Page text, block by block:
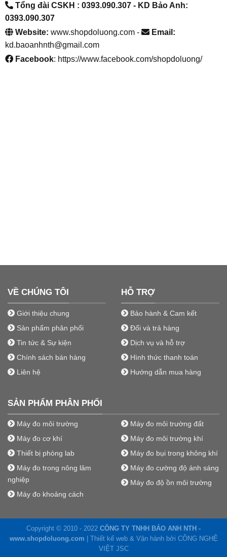
Tổng đài CSKH : 0393.090.307- KD Bảo Anh:
0393.090.307
Website: www.shopdoluong.com -
Email:
kd.baoanhnth@gmail.com
Facebook: https://www.facebook.com/shopdoluong/
VỀ CHÚNG TÔI
Giới thiệu chung
Sản phẩm phân phối
Tin tức & Sự kiện
Chính sách bán hàng
Liên hệ
HỖ TRỢ
Bảo hành & Cam kết
Đổi và trả hàng
Dịch vụ và hỗ trợ
Hình thức thanh toán
Hướng dẫn mua hàng
SẢN PHẨM PHÂN PHỐI
Máy đo môi trường
Máy đo cơ khí
Thiết bị phòng lab
Máy đo trong nông lâm
nghiệp
Máy đo khoảng cách
Máy đo môi trường đất
Máy đo môi trường khí
Máy đo bụi trong không khí
Máy đo cường độ ánh sáng
Máy đo độ ồn môi trường
Copyright © 2010 - 2022 CÔNG TY TNHH BẢO ANH NTH -
www.shopdoluong.com | Thiết kế web & Vận hành bởi CÔNG NGHỆ
VIỆT JSC